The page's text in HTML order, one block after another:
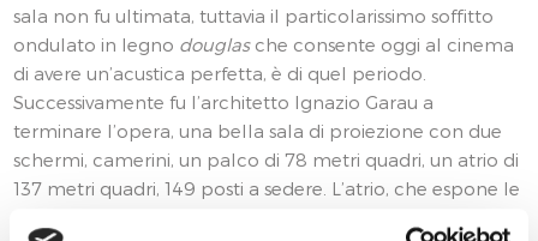
sala non fu ultimata, tuttavia il particolarissimo soffitto
ondulato in legno douglasche consente oggi al cinema
di avere un’acustica perfetta, è di quel periodo.
Successivamente fu l’architetto Ignazio Garau a
terminare l’opera, una bella sala di proiezione con due
schermi, camerini, un palco di 78 metri quadri, un atrio di
137 metri quadri, 149 posti a sedere. L’atrio, che espone le